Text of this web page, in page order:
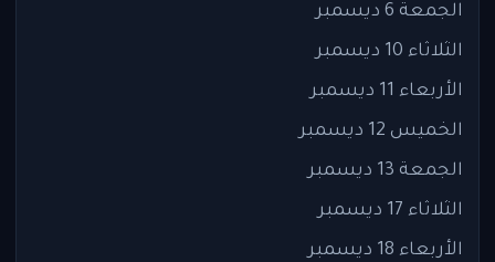
الجمعة 6 ديسمبر
الثلاثاء 10 ديسمبر
الأربعاء 11 ديسمبر
الخميس 12 ديسمبر
الجمعة 13 ديسمبر
الثلاثاء 17 ديسمبر
الأربعاء 18 ديسمبر